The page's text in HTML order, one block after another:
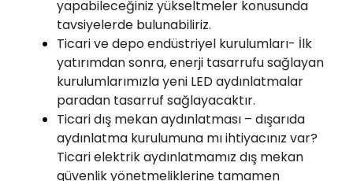
yapabileceğiniz yükseltmeler konusunda
tavsiyelerde bulunabiliriz.
Ticari ve depo endüstriyel kurulumları- İlk
yatırımdan sonra, enerji tasarrufu sağlayan
kurulumlarımızla yeni LED aydınlatmalar
paradan tasarruf sağlayacaktır.
Ticari dış mekan aydınlatması – dışarıda
aydınlatma kurulumuna mı ihtiyacınız var?
Ticari elektrik aydınlatmamız dış mekan
güvenlik yönetmeliklerine tamamen